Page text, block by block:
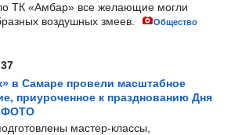
ТК «Амбар» все желающие могли
воздушных змеев.
Общество
в Самаре провели масштабное
приуроченное к празднованию Дня
ФОТО
мастер-классы,